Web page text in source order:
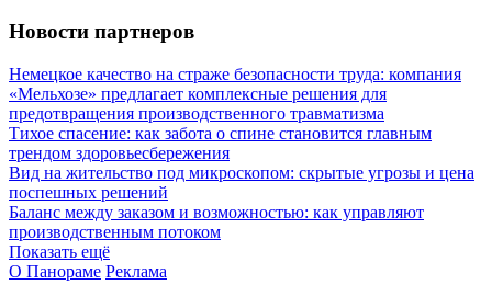
Новости партнеров
Немецкое качество на страже безопасности труда: компания
«Мельхозе» предлагает комплексные решения для
предотвращения производственного травматизма
Тихое спасение: как забота о спине становится главным
трендом здоровьесбережения
Вид на жительство под микроскопом: скрытые угрозы и цена
поспешных решений
Баланс между заказом и возможностью: как управляют
производственным потоком
Показать ещё
О Панораме Реклама